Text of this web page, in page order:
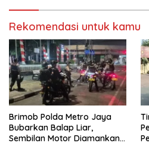
Rekomendasi untuk kamu
Brimob Polda Metro Jaya
Bubarkan Balap Liar,
Sembilan Motor Diamankan